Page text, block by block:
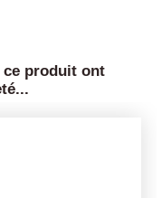
produit ont